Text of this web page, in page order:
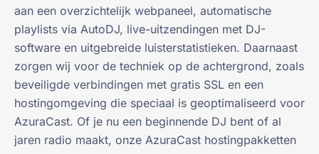
aan een overzichtelijk webpaneel, automatische
playlists via AutoDJ, live-uitzendingen met DJ-
software en uitgebreide luisterstatistieken. Daarnaast
zorgen wij voor de techniek op de achtergrond, zoals
beveiligde verbindingen met gratis SSL en een
hostingomgeving die speciaal is geoptimaliseerd voor
AzuraCast. Of je nu een beginnende DJ bent of al
jaren radio maakt, onze AzuraCast hostingpakketten